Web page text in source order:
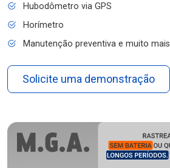
Hubodômetro via GPS
Horímetro
Manutenção preventiva e muito mais
Solicite uma demonstração